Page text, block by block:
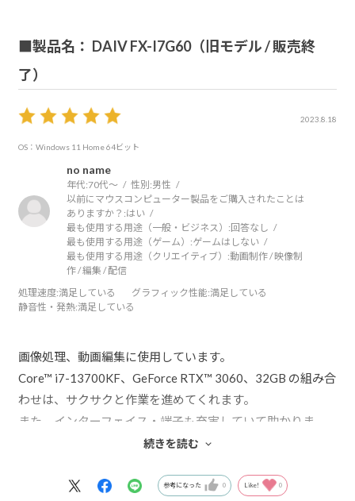
■製品名： DAIV FX-I7G60（旧モデル / 販売終
了）
2023.8.18
OS：Windows 11 Home 64ビット
no name
年代:70代～ 性別:男性
以前にマウスコンピューター製品をご購入されたことは
ありますか？:はい
最も使用する用途（一般・ビジネス）: 回答なし
最も使用する用途（ゲーム）:ゲームはしない
最も使用する用途（クリエイティブ）:動画制作 / 映像制
作 / 編集 / 配信
処理速度:満足している グラフィック性能:満足している
静音性・発熱:満足している
画像処理、動画編集に使用しています。
Core™ i7-13700KF、GeForce RTX™ 3060、32GB の組み合
わせは、サクサクと作業を進めてくれます。
また、インターフェイス・端子も充実していて助かりま
また、メールでの質問にも丁寧に答えていただき好感が持
続きを読む
参考になった 0 Like! 0